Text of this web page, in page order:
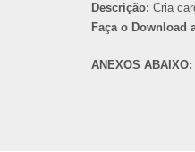
Descrição: Cria
Faça o Download
ANEXOS ABAIXO: